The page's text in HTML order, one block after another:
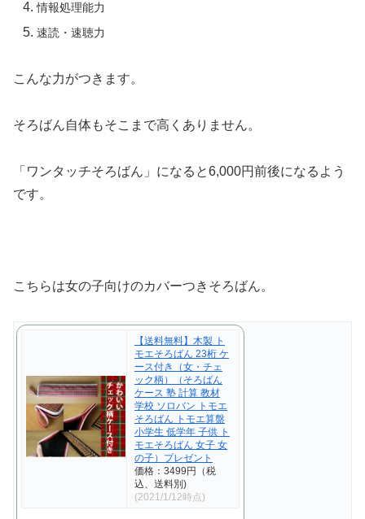
情報処理能力
速読・速聴力
こんな力がつきます。
そろばん自体もそこまで高くありません。
「ワンタッチそろばん」になると6,000円前後になるよう
です。
こちらは女の子向けのカバーつきそろばん。
【送料無料】木製 ト
モエそろばん 23桁 ケ
ース付き（女・チェ
ック柄）（そろばん
ケース 塾 計算 教材
学校 ソロバン トモエ
そろばん トモエ算盤
小学生 低学年 子供 ト
モエそろばん 女子 女
の子）プレゼント
価格：3499円（税
込、送料別)
(2021/1/12時点)